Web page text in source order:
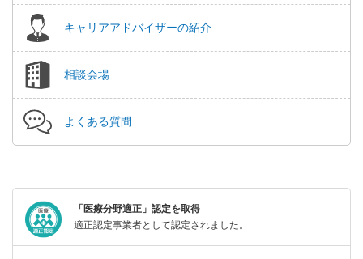
キャリアアドバイザーの紹介
相談会場
よくある質問
「医療分野適正」認定を取得
適正認定事業者として認定されました。